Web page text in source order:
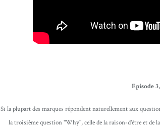
Episode
Si la plupart des marques répondent naturellement aux
la troisième question "Why", celle de la raison-d'être et